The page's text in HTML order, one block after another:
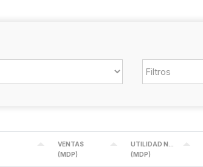
VENTAS
(MDP)
(MDP)